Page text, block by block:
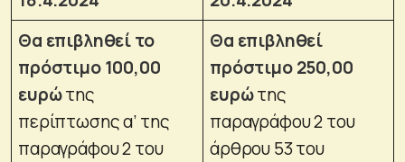
Θα επιβληθεί το
πρόστιμο 100,00
ευρώτης
περίπτωσης α’ της
παραγράφου 2 του
Θα επιβληθεί
πρόστιμο 250,00
ευρώτης
παραγράφου 2 του
άρθρου 53 του